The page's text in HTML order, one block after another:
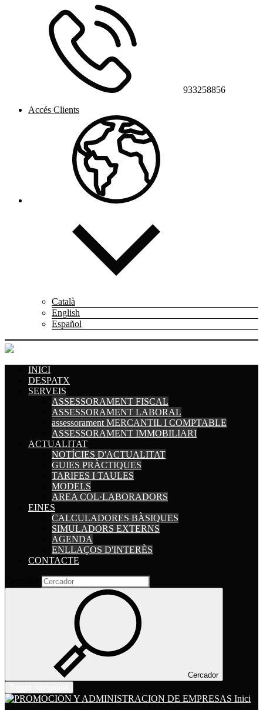
933258856
Accés Clients
Català
English
Español
INICI
DESPATX
SERVEIS
ASSESSORAMENT FISCAL
ASSESSORAMENT LABORAL
assessorament MERCANTIL I COMPTABLE
ASSESSORAMENT IMMOBILIARI
ACTUALITAT
NOTÍCIES D'ACTUALITAT
GUIES PRÀCTIQUES
TARIFES I TAULES
MODELS
AREA COL·LABORADORS
EINES
CALCULADORES BÀSIQUES
SIMULADORS EXTERNS
AGENDA
ENLLAÇOS D'INTERÈS
CONTACTE
Cercador
Inici